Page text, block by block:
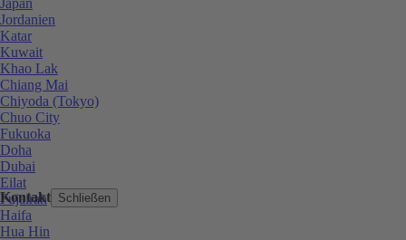
Kontakt Schließen
Jordanien
Katar
Kuwait
Khao Lak
Chiang Mai
Chiyoda (Tokyo)
Chuo City
Fukuoka
Doha
Dubai
Eilat
Fujairah
Haifa
Hua Hin